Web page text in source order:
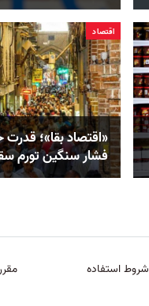
اقتصاد
«اقتصاد بقا»؛ قدرت
فشار سنگین تورم
شروط استفاده